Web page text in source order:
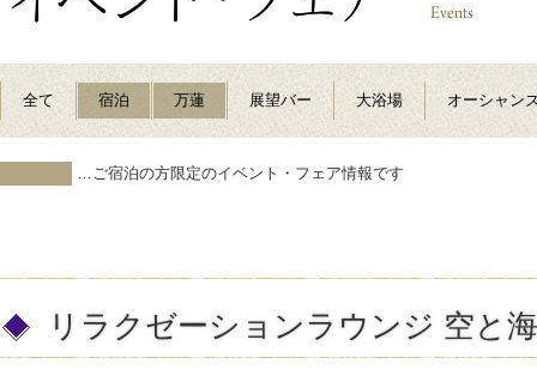
全て 宿泊 万蓮 展望バー 大浴場 オーシャン
…ご宿泊の方限定のイベント・フェア情報です
リラクゼーションラウンジ 空と海